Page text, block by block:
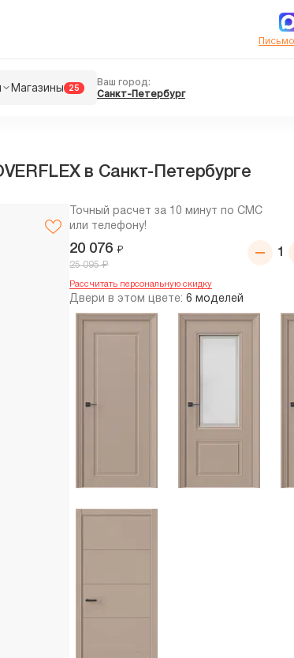
Магазины 25
Ваш город:
Санкт-Петербург
в Cанкт-Петербурге
Точный расчет за 10 минут по СМС
или телефону!
20 076 ₽
25 095₽
Рассчитать персональную скидку
Двери в этом цвете: 6 моделей